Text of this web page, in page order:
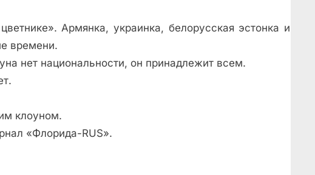
Армянка, украинка, белорусская эстонка и
времени.
нет национальности, он принадлежит всем.
клоуном.
«Флорида-RUS».